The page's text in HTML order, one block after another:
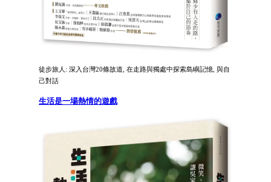
徒步旅人: 深入台灣20條故道, 在走路與獨處中探索島嶼記憶, 與自
己對話
生活是一場熱情的遊戲